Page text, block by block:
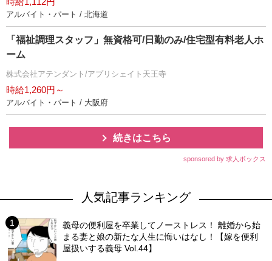
アルバイト・パート / 北海道
「福祉調理スタッフ」無資格可/日勤のみ/住宅型有料老人ホ
ーム
株式会社アテンダント/アプリシェイト天王寺
時給1,260円～
アルバイト・パート / 大阪府
続きはこちら
sponsored by 求人ボックス
人気記事ランキング
義母の便利屋を卒業してノーストレス！ 離婚から始
まる妻と娘の新たな人生に悔いはなし！【嫁を便利
屋扱いする義母 Vol.44】